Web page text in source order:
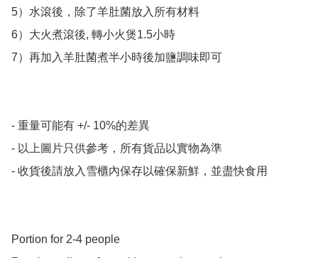
5）水滾後，除了羊肚菌放入所有材料
6）大火煮滾後, 轉小火煲1.5小時
7）再加入羊肚菌煮半小時後加鹽調味即可
- 重量可能有 +/- 10%的差異
- 以上圖片只供參考，所有貨品以實物為準
- 收貨後請放入雪櫃內保存以確保新鮮，並盡快食用
Portion for 2-4 people